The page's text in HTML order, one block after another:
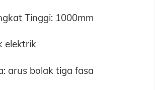
Tinggi: 1000mm
elektrik
arus bolak tiga fasa